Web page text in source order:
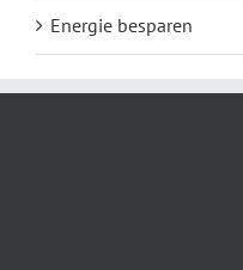
Energie besparen